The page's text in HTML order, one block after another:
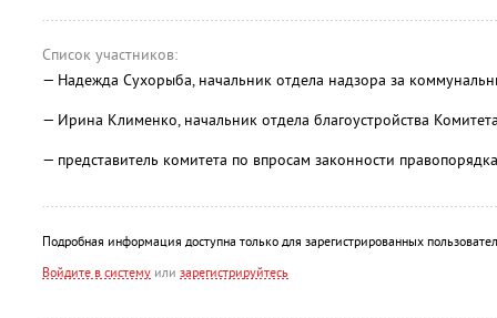
Список участников:
— Надежда Сухорыба, начальник отдела надзора за
— Ирина Клименко, начальник отдела благоустройства
— представитель комитета по впросам законности
Подробная информация доступна только для зарегистрированных
Войдите в систему или зарегистрируйтесь